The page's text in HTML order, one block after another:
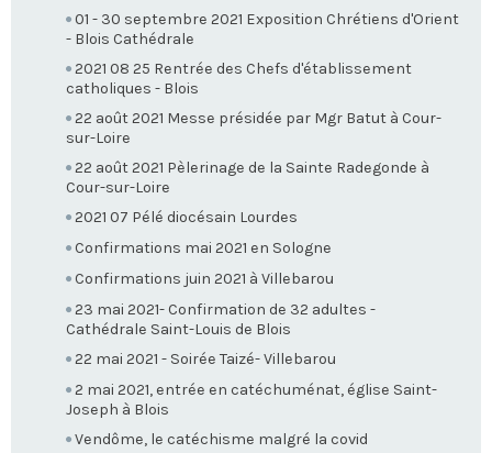
01 - 30 septembre 2021 Exposition Chrétiens d'Orient
- Blois Cathédrale
2021 08 25 Rentrée des Chefs d'établissement
catholiques - Blois
22 août 2021 Messe présidée par Mgr Batut à Cour-
sur-Loire
22 août 2021 Pèlerinage de la Sainte Radegonde à
Cour-sur-Loire
2021 07 Pélé diocésain Lourdes
Confirmations mai 2021 en Sologne
Confirmations juin 2021 à Villebarou
23 mai 2021- Confirmation de 32 adultes -
Cathédrale Saint-Louis de Blois
22 mai 2021 - Soirée Taizé- Villebarou
2 mai 2021, entrée en catéchuménat, église Saint-
Joseph à Blois
Vendôme, le catéchisme malgré la covid